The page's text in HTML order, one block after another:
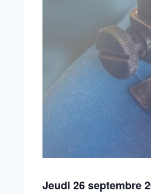
Jeudi 26 septembre